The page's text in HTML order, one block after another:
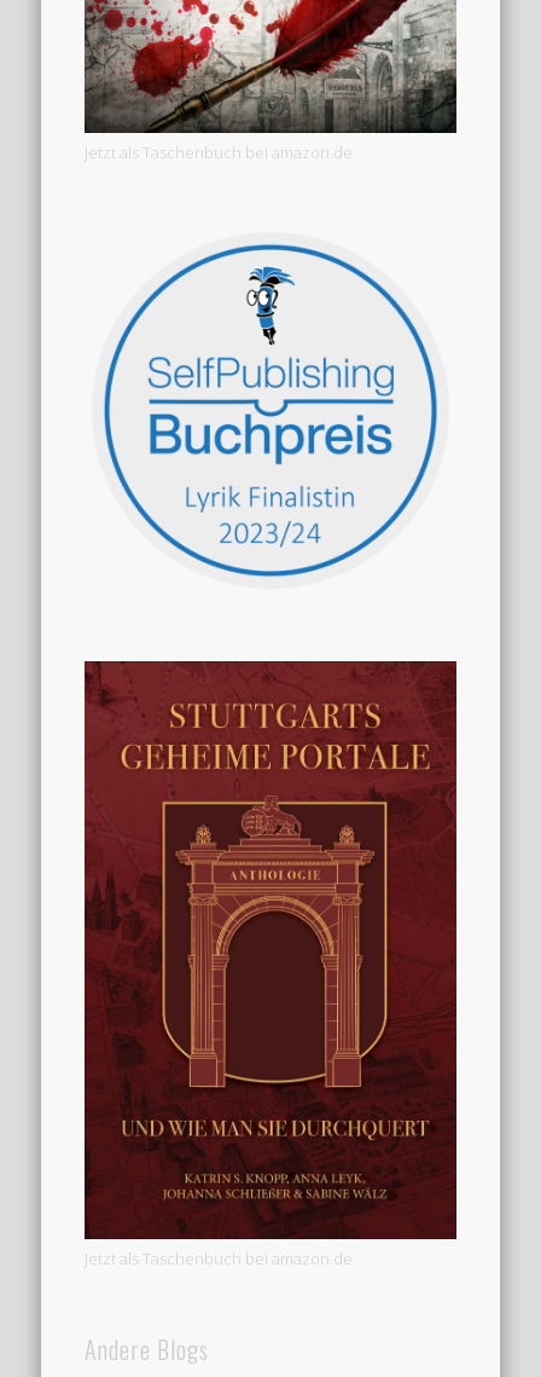
Jetzt als Taschenbuch bei amazon.de
Jetzt als Taschenbuch bei amazon.de
Andere Blogs